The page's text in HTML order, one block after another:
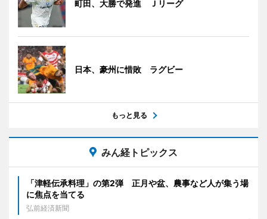
町田、大勝で発進 Ｊリーグ
日本、豪州に惜敗 ラグビー
もっと見る
みん経トピックス
「津軽伝承料理」の第2弾 正月や盆、農事など人が集う場
に焦点を当てる
弘前経済新聞